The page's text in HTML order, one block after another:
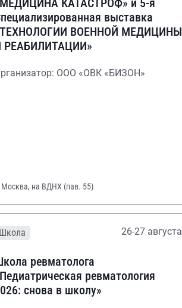
выставка
ВОЕННОЙ МЕДИЦИНЫ
РЕАБИЛИТАЦИИ»
ООО «ОВК «БИЗОН»
Москва, на ВДНХ (пав. 55)
Школа 26-27 августа
ревматолога
ревматология
снова в школу»